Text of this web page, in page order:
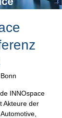
Bonn
INNOspace
Akteure der